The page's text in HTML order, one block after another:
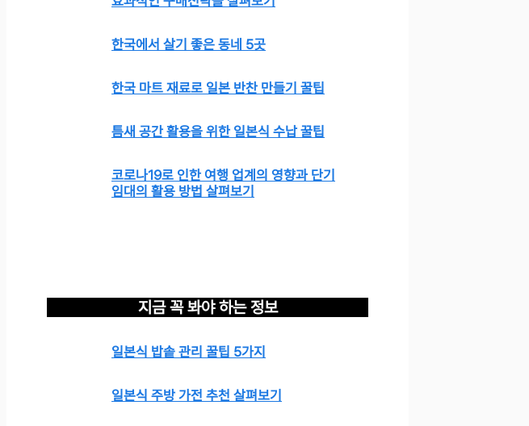
한국에서 살기 좋은 동네 5곳
한국 마트 재료로 일본 반찬 만들기 꿀팁
틈새 공간 활용을 위한 일본식 수납 꿀팁
코로나19로 인한 여행 업계의 영향과 단기
임대의 활용 방법 살펴보기
지금 꼭 봐야 하는 정보
일본식 밥솥 관리 꿀팁 5가지
일본식 주방 가전 추천 살펴보기